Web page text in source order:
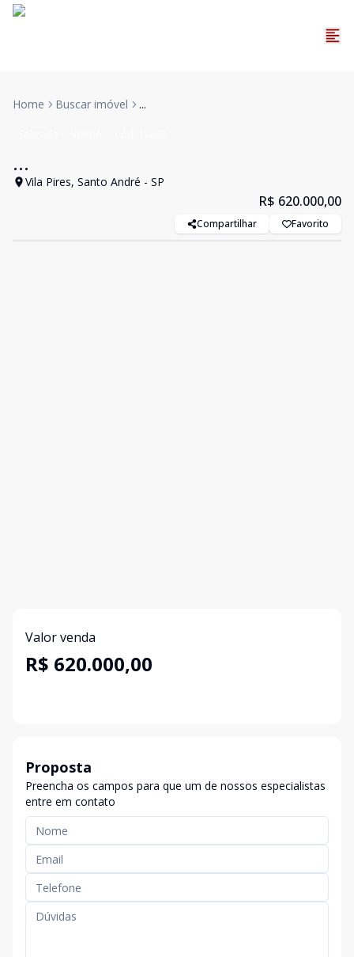
Home Buscar imóvel ...
...
Vila Pires, Santo André - SP
R$ 620.000,00
Compartilhar Favorito
Valor venda
R$ 620.000,00
Proposta
Preencha os campos para que um de nossos especialistas
entre em contato